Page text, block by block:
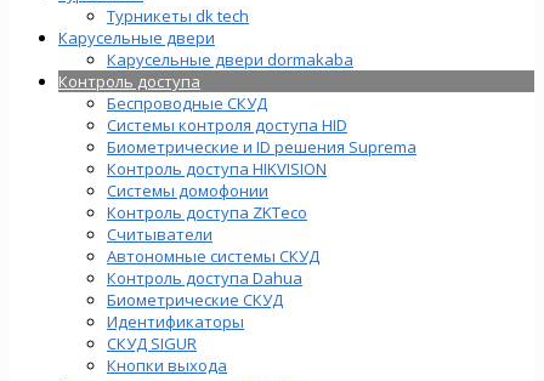
Турникеты dk tech
Карусельные двери
Карусельные двери dormakaba
Контроль доступа
Беспроводные СКУД
Системы контроля доступа HID
Биометрические и ID решения Suprema
Контроль доступа HIKVISION
Системы домофонии
Контроль доступа ZKTeco
Считыватели
Автономные системы СКУД
Контроль доступа Dahua
Биометрические СКУД
Идентификаторы
СКУД SIGUR
Кнопки выхода